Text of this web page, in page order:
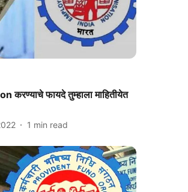
फायदे तुम्हाला माहितीयेत
1 min read